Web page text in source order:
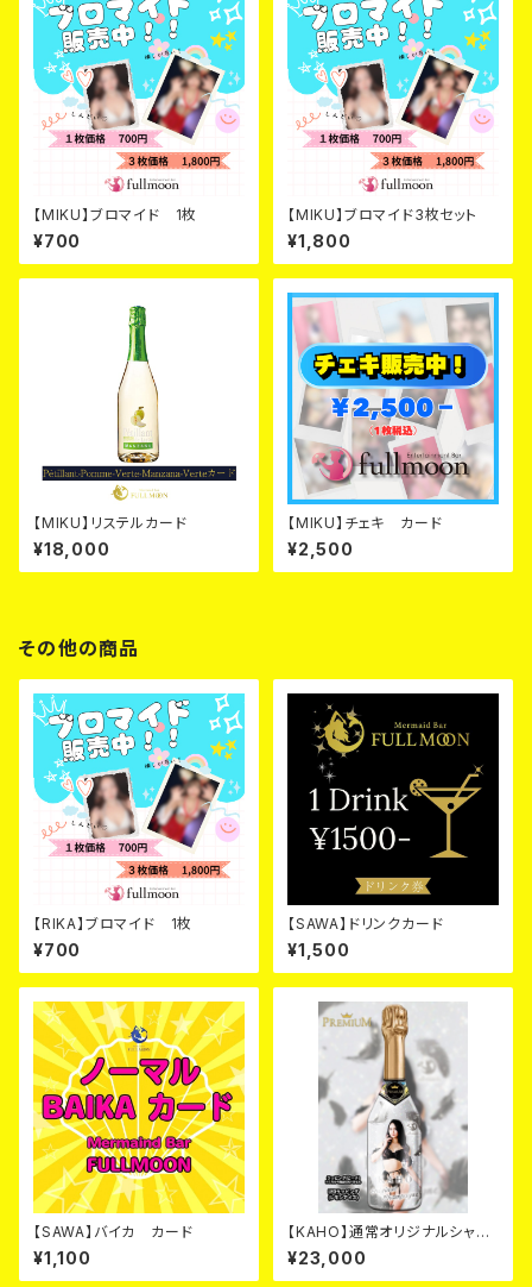
【MIKU】ブロマイド 1枚
¥700
【MIKU】ブロマイド3枚セット
¥1,800
【MIKU】リステルカード
¥18,000
【MIKU】チェキ カード
¥2,500
その他の商品
【RIKA】ブロマイド 1枚
¥700
【SAWA】ドリンクカード
¥1,500
【SAWA】バイカ カード
¥1,100
【KAHO】通常オリジナルシャン
パン2026年
¥23,000